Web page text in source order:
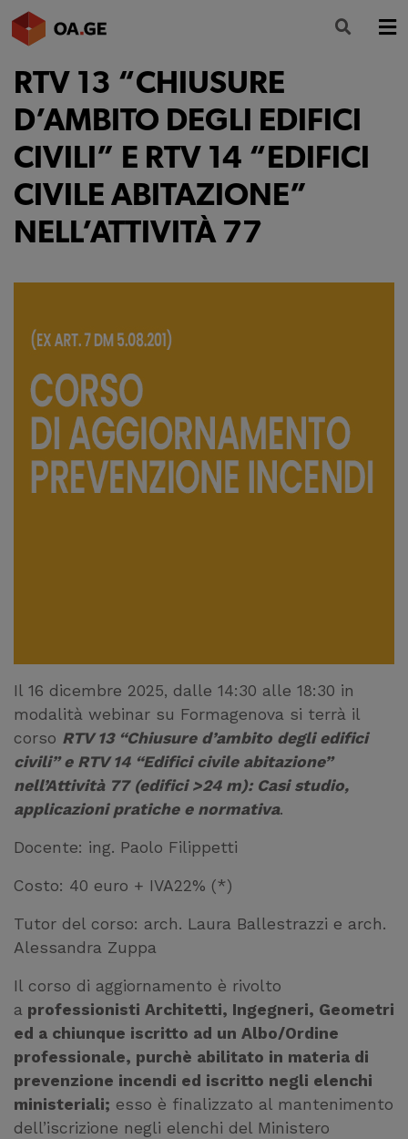
L’ORDINE
AMMINISTRAZIONE TRASPARENTE
ALBO
SEGRETERIA
SERVIZI
FORMAZIONE
RTV 13 “CHIUSURE
D’AMBITO DEGLI EDIFICI
CIVILI” E RTV 14 “EDIFICI
CIVILE ABITAZIONE”
NELL’ATTIVITÀ 77
Il 16 dicembre 2025, dalle 14:30 alle 18:30 in
modalità webinar su Formagenova si terrà il
corso RTV 13 “Chiusure d’ambito degli edifici
civili” e RTV 14 “Edifici civile abitazione”
nell’Attività 77 (edifici >24 m): Casi studio,
applicazioni pratiche e normativa.
Docente: ing. Paolo Filippetti
Costo: 40 euro + IVA22% (*)
Tutor del corso: arch. Laura Ballestrazzi e arch.
Alessandra Zuppa
Il corso di aggiornamento è rivolto
a professionisti Architetti, Ingegneri, Geometri
ed a chiunque iscritto ad un Albo/Ordine
professionale, purchè abilitato in materia di
prevenzione incendi ed iscritto negli elenchi
ministeriali; esso è finalizzato al mantenimento
dell’iscrizione negli elenchi del Ministero